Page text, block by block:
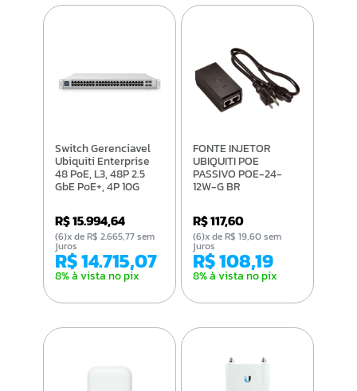
Switch Gerenciavel
Ubiquiti Enterprise
48 PoE, L3, 48P 2.5
GbE PoE+, 4P 10G
Enterprise-48-PoE
R$ 15.994,64
R$ 14.715,07
8% à vista no pix
(6)x de R$ 2.665,77 sem
juros
FONTE INJETOR
UBIQUITI POE
PASSIVO POE-24-
12W-G BR
R$ 117,60
R$ 108,19
8% à vista no pix
(6)x de R$ 19,60 sem
juros